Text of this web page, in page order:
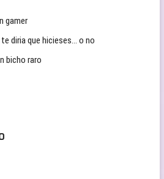
gamer
diria que hicieses… o no
bicho raro